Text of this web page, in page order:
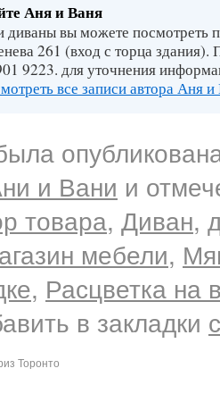
Аня и Ваня
вы можете посмотреть
261 (вход с торца здания).
9223. для уточнения
все записи автора Аня
и Вани и
товара, Диван,
мебели,
, Расцветка на
в закладки
Торонто